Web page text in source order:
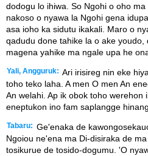
dodogu lo ihiwa. So Ngohi o oho
nakoso o nyawa la Ngohi gena
asa ioho ka sidutu ikakali. Maro o
qadudu done tahike la o ake youdo,
magena yahike ma ngale upa he
Yali, Angguruk: Ari irisireg nin eke
toho teko laha. A men O men An
An welahi. Ap ik obok toho
eneptukon ino fam saplangge
Tabaru: Ge'enaka de
Ngoiou ne'ena ma Di-disiraka de
tosikurue de tosido-dogumu. 'O